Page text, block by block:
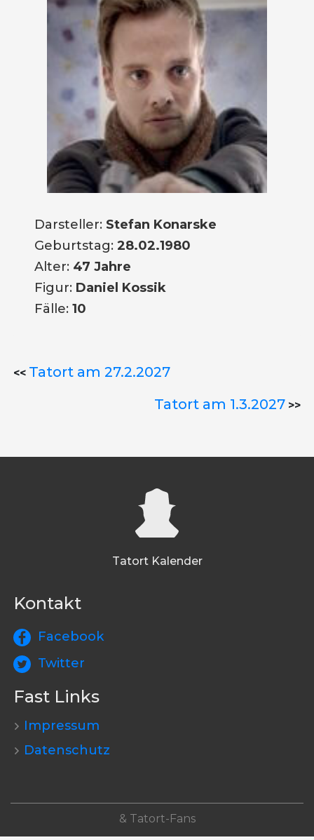
Darsteller: Stefan Konarske
Geburtstag:28.02.1980
Alter: 47 Jahre
Figur: Daniel Kossik
Fälle:10
<< Tatort am 27.2.2027
Tatort am 1.3.2027 >>
Tatort Kalender
Kontakt
Facebook
Twitter
Fast Links
Impressum
Datenschutz
& Tatort-Fans